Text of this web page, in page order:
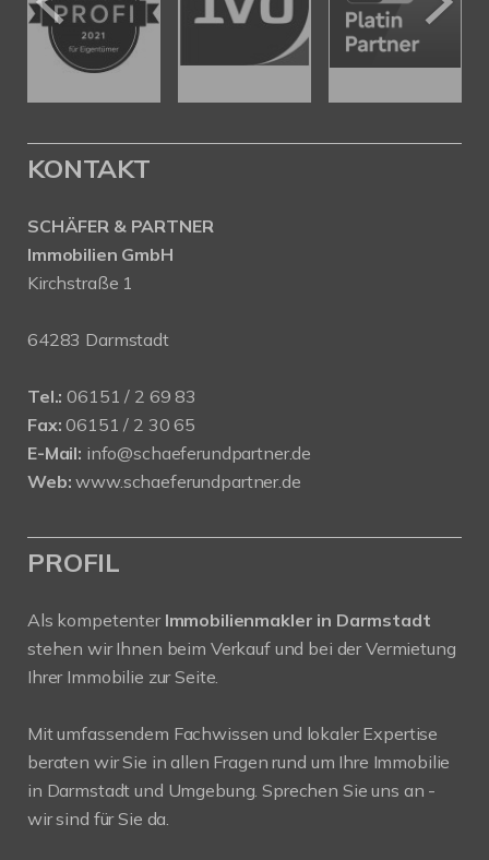
KONTAKT
SCHÄFER & PARTNER
Immobilien GmbH
Kirchstraße 1
64283 Darmstadt
Tel.: 06151 / 2 69 83
Fax: 06151 / 2 30 65
E-Mail: info@schaeferundpartner.de
Web: www.schaeferundpartner.de
PROFIL
Als kompetenter Immobilienmakler in Darmstadt
stehen wir Ihnen beim Verkauf und bei der Vermietung
Ihrer Immobilie zur Seite.
Mit umfassendem Fachwissen und lokaler Expertise
beraten wir Sie in allen Fragen rund um Ihre Immobilie
in Darmstadt und Umgebung. Sprechen Sie uns an -
wir sind für Sie da.